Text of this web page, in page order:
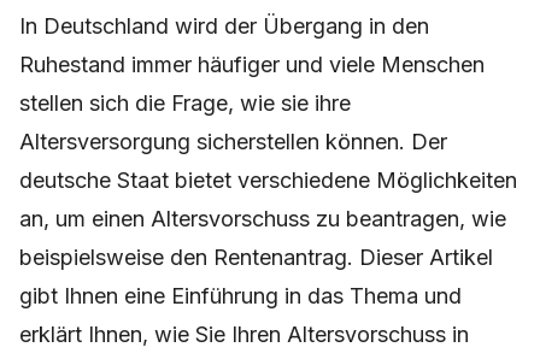
In Deutschland wird der Übergang in den
Ruhestand immer häufiger und viele Menschen
stellen sich die Frage, wie sie ihre
Altersversorgung sicherstellen können. Der
deutsche Staat bietet verschiedene Möglichkeiten
an, um einen Altersvorschuss zu beantragen, wie
beispielsweise den Rentenantrag. Dieser Artikel
gibt Ihnen eine Einführung in das Thema und
erklärt Ihnen, wie Sie Ihren Altersvorschuss in